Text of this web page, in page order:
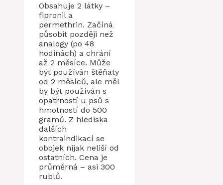
Obsahuje 2 látky –
fipronil a
permethrin. Začíná
působit později než
analogy (po 48
hodinách) a chrání
až 2 měsíce. Může
být používán štěňaty
od 2 měsíců, ale měl
by být používán s
opatrností u psů s
hmotností do 500
gramů. Z hlediska
dalších
kontraindikací se
obojek nijak neliší od
ostatních. Cena je
průměrná – asi 300
rublů.